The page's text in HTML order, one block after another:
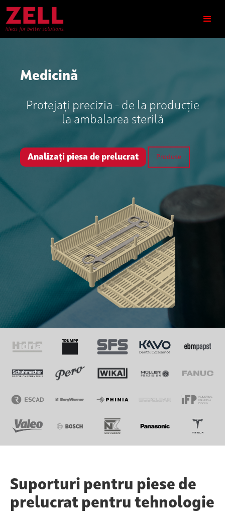
Medicină
Protejați precizia - de la producție
la ambalarea sterilă
Analizați piesa de prelucrat Produse
Suporturi pentru piese de
prelucrat pentru tehnologie